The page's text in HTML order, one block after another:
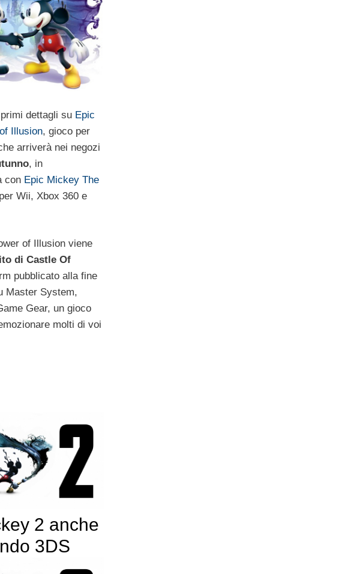
dettagli su Epic
Illusion, gioco per
arriverà nei negozi
, in
con Epic Mickey The
Wii, Xbox 360 e
of Illusion viene
di Castle Of
pubblicato alla fine
Master System,
Gear, un gioco
molti di voi
2 anche
3DS